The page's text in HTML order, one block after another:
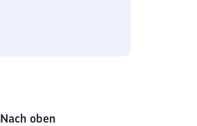
Nach oben